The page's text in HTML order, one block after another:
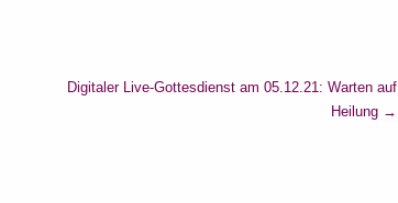
Digitaler Live-Gottesdienst am 05.12.21: Warten auf
Heilung →